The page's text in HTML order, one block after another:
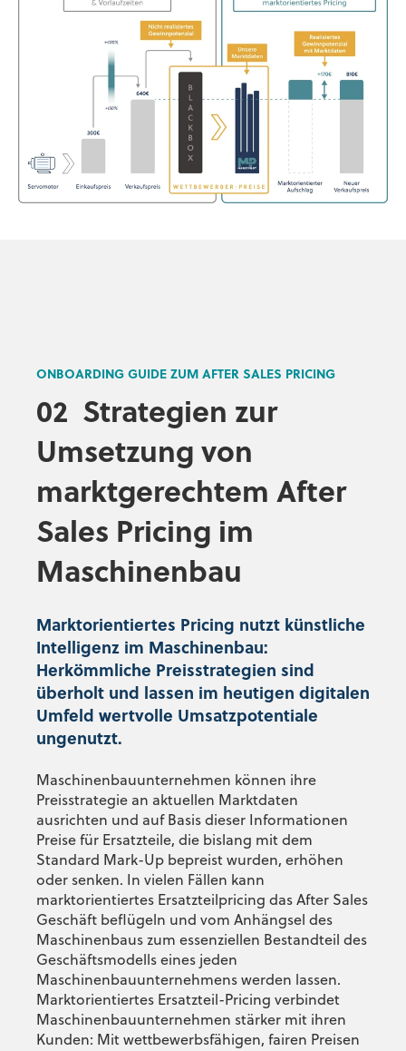
ONBOARDING GUIDE ZUM AFTER SALES PRICING
02 Strategien zur
Umsetzung von
marktgerechtem After
Sales Pricing im
Maschinenbau
Marktorientiertes Pricing nutzt künstliche
Intelligenz im Maschinenbau:
Herkömmliche Preisstrategien sind
überholt und lassen im heutigen digitalen
Umfeld wertvolle Umsatzpotentiale
ungenutzt.
Maschinenbauunternehmen können ihre
Preisstrategie an aktuellen Marktdaten
ausrichten und auf Basis dieser Informationen
Preise für Ersatzteile, die bislang mit dem
Standard Mark-Up bepreist wurden, erhöhen
oder senken. In vielen Fällen kann
marktorientiertes Ersatzteilpricing das After Sales
Geschäft beflügeln und vom Anhängsel des
Maschinenbaus zum essenziellen Bestandteil des
Geschäftsmodells eines jeden
Maschinenbauunternehmens werden lassen.
Marktorientiertes Ersatzteil-Pricing verbindet
Maschinenbauunternehmen stärker mit ihren
Kunden: Mit wettbewerbsfähigen, fairen Preisen